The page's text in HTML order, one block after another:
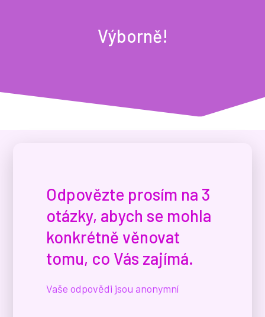
Výborně!
Odpovězte prosím na 3
otázky, abych se mohla
konkrétně věnovat
tomu, co Vás zajímá.
Vaše odpovědi jsou anonymní